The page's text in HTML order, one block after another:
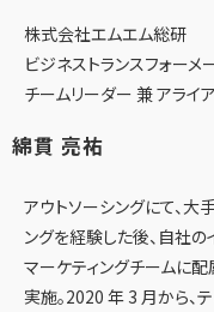
株式会社エムエム総研
ビジネストランスフォーメ
チームリーダー 兼 アライ
綿貫 亮祐
アウトソーシングにて、
ングを経験した後、自社の
マーケティングチームに
実施。2020 年 3 月から、